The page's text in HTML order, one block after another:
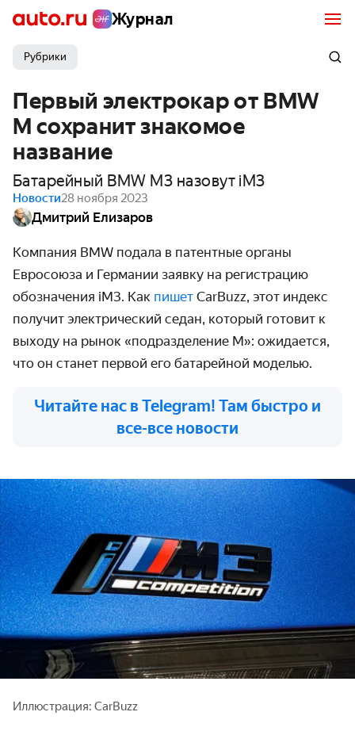
Журнал
Рубрики
Первый электрокар от BMW
M сохранит знакомое
название
Батарейный BMW M3 назовут iM3
Новости28 ноября 2023
Дмитрий Елизаров
Компания BMW подала в патентные органы
Евросоюза и Германии заявку на регистрацию
обозначения iM3. Как пишет CarBuzz, этот индекс
получит электрический седан, который готовит к
выходу на рынок «подразделение М»: ожидается,
что он станет первой его батарейной моделью.
Читайте нас в Telegram! Там быстро и
все-все новости
Иллюстрация: CarBuzz